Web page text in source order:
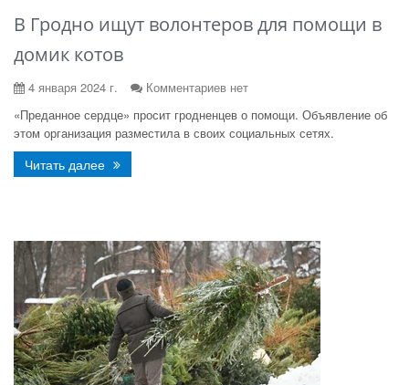
В Гродно ищут волонтеров для помощи в
домик котов
4 января 2024 г.
Комментариев нет
«Преданное сердце» просит гродненцев о помощи. Объявление об
этом организация разместила в своих социальных сетях.
Читать далее